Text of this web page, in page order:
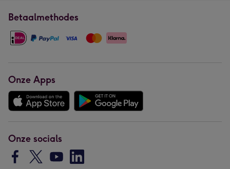
Betaalmethodes
Onze Apps
Onze socials